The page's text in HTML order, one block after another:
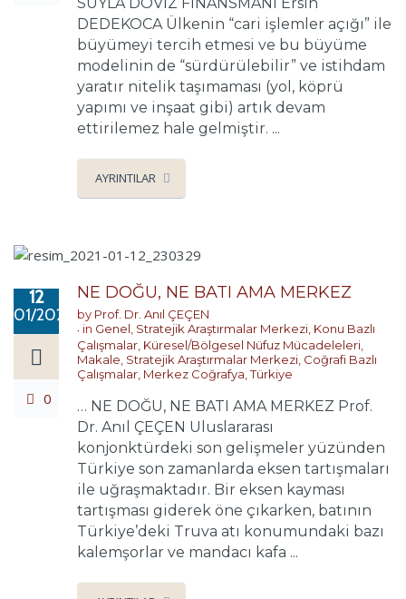
DEDEKOCA Ülkenin “cari işlemler açığı” ile
büyümeyi tercih etmesi ve bu büyüme
modelinin de “sürdürülebilir” ve istihdam
yaratır nitelik taşımaması (yol, köprü
yapımı ve inşaat gibi) artık devam
ettirilemez hale gelmiştir. ...
AYRINTILAR
12
01/2021
0
NE DOĞU, NE BATI AMA MERKEZ
by Prof. Dr. Anıl ÇEÇEN
in Genel, Stratejik Araştırmalar Merkezi, Konu Bazlı
Çalışmalar, Küresel/Bölgesel Nüfuz Mücadeleleri,
Makale, Stratejik Araştırmalar Merkezi, Coğrafi Bazlı
Çalışmalar, Merkez Coğrafya,Türkiye
… NE DOĞU, NE BATI AMA MERKEZ Prof.
Dr. Anıl ÇEÇEN Uluslararası
konjonktürdeki son gelişmeler yüzünden
Türkiye son zamanlarda eksen tartışmaları
ile uğraşmaktadır. Bir eksen kayması
tartışması giderek öne çıkarken, batının
Türkiye’deki Truva atı konumundaki bazı
kalemşorlar ve mandacı kafa ...